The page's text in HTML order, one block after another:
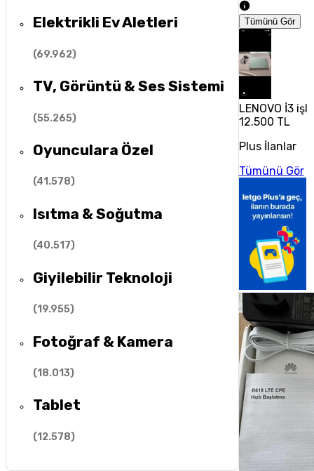
Elektrikli Ev Aletleri
(69.962)
TV, Görüntü & Ses Sistemi
(55.265)
Oyunculara Özel
(41.578)
Isıtma & Soğutma
(40.517)
Giyilebilir Teknoloji
(19.955)
Fotoğraf & Kamera
(18.013)
Tablet
(12.578)
Tümünü Gör
LENOVO İ3
12.500 TL
Plus İlanlar
Tümünü Gör